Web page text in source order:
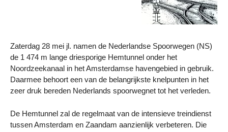
Zaterdag 28 mei jl. namen de Nederlandse Spoorwegen (NS)
de 1 474 m lange driesporige Hemtunnel onder het
Noordzeekanaal in het Amsterdamse havengebied in gebruik.
Daarmee behoort een van de belangrijkste knelpunten in het
zeer druk bereden Nederlands spoorwegnet tot het verleden.
De Hemtunnel zal de regelmaat van de intensieve treindienst
tussen Amsterdam en Zaandam aanzienlijk verbeteren. Die